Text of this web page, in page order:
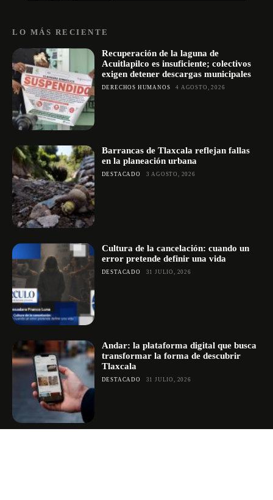
LO MÁS RECIENTE
Recuperación de la laguna de
Acuitlapilco es insuficiente; colectivos
exigen detener descargas municipales
DERECHOS HUMANOS 4 AGOSTO, 2026
Barrancas de Tlaxcala reflejan fallas
en la planeación urbana
DESTACADO 3 AGOSTO, 2026
Cultura de la cancelación: cuando un
error pretende definir una vida
DESTACADO 31 JULIO, 2026
Andar: la plataforma digital que busca
transformar la forma de descubrir
Tlaxcala
DESTACADO 31 JULIO, 2026